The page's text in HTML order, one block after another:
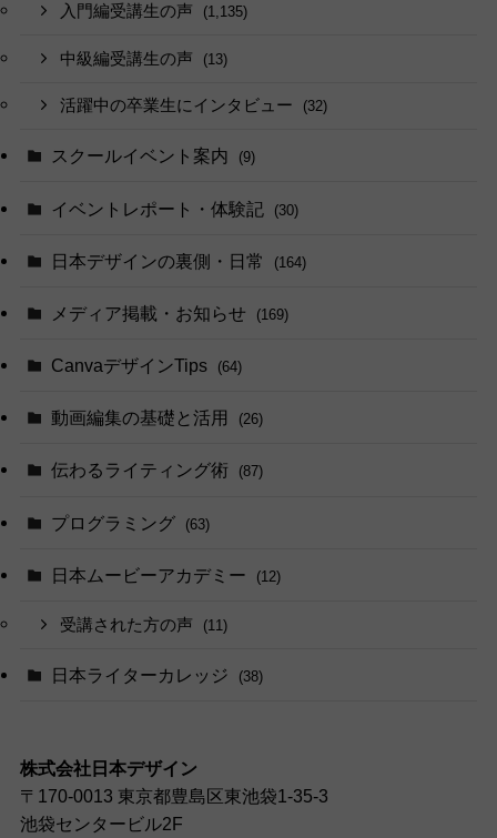
入門編受講生の声 (1,135)
中級編受講生の声 (13)
活躍中の卒業生にインタビュー (32)
スクールイベント案内 (9)
イベントレポート・体験記 (30)
日本デザインの裏側・日常 (164)
メディア掲載・お知らせ (169)
CanvaデザインTips (64)
動画編集の基礎と活用 (26)
伝わるライティング術 (87)
プログラミング (63)
日本ムービーアカデミー (12)
受講された方の声 (11)
日本ライターカレッジ (38)
株式会社日本デザイン
〒170-0013 東京都豊島区東池袋1-35-3
池袋センタービル2F